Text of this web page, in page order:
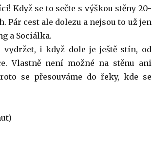
Když se to sečte s výškou stěny 20-
Pár cest ale dolezu a nejsou to už jen
a Sociálka.
vydržet, i když dole je ještě stín, od
Vlastně není možné na stěnu ani
se přesouváme do řeky, kde se